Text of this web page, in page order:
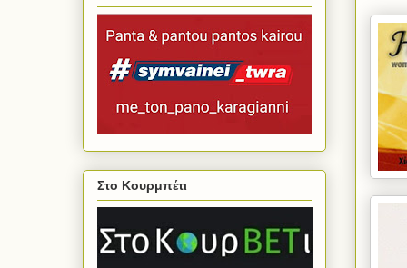
Στο Κουρμπέτι